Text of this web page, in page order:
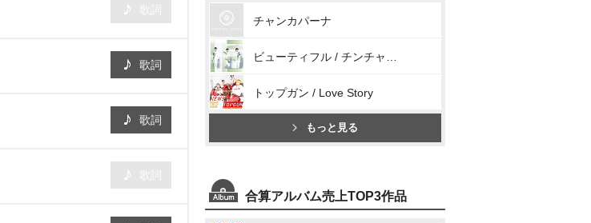
歌詞
歌詞
チャンカパーナ
トップガン / Love Story
もっと見る
合算アルバム売上TOP3作品